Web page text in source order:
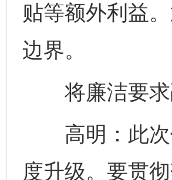
贴等额外利益
边界。
将廉洁要求
高明：此次
度升级。要贯